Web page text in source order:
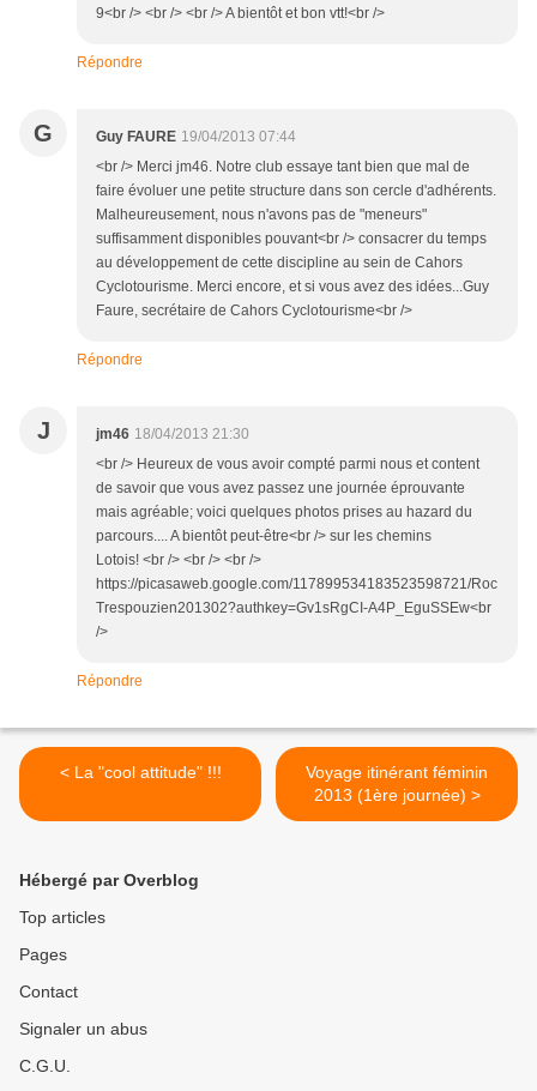
9<br /> <br /> <br /> A bientôt et bon vtt!<br />
Répondre
G Guy FAURE 19/04/2013 07:44
<br /> Merci jm46. Notre club essaye tant bien que mal de
faire évoluer une petite structure dans son cercle d'adhérents.
Malheureusement, nous n'avons pas de "meneurs"
suffisamment disponibles pouvant<br /> consacrer du temps
au développement de cette discipline au sein de Cahors
Cyclotourisme. Merci encore, et si vous avez des idées...Guy
Faure, secrétaire de Cahors Cyclotourisme<br />
Répondre
J jm46 18/04/2013 21:30
<br /> Heureux de vous avoir compté parmi nous et content
de savoir que vous avez passez une journée éprouvante
mais agréable; voici quelques photos prises au hazard du
parcours.... A bientôt peut-être<br /> sur les chemins
Lotois! <br /> <br /> <br />
https://picasaweb.google.com/117899534183523598721/Roc
Trespouzien201302?authkey=Gv1sRgCI-A4P_EguSSEw<br
/>
Répondre
< La "cool attitude" !!!
Voyage itinérant féminin
2013 (1ère journée) >
Hébergé par Overblog
Top articles
Pages
Contact
Signaler un abus
C.G.U.